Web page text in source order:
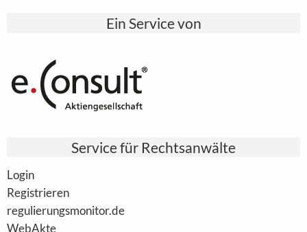
Ein Service von
Service für Rechtsanwälte
Login
Registrieren
regulierungsmonitor.de
WebAkte